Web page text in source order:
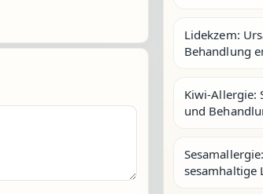
Lidekzem:
Behandlung
Kiwi-Allergie:
und
sesamhaltige